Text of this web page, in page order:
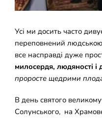
Накази
КОЗАЦЬКА ПЕДАГОГІКА
Джура
ОХОРОНА ПРАЦІ
ФІНАНСОВО-
ШКІЛЬНІ МУЗЕЇ
Усі ми досить часто
переповнений людською
все насправді дуже
милосердя, людяності і
проросте щедрими
В день святого
Солунського, на